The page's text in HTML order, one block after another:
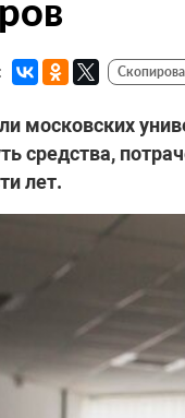
московских
средства,
лет.